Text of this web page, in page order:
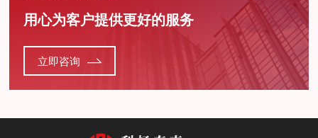
用心为客户提供更好的服务
立即咨询